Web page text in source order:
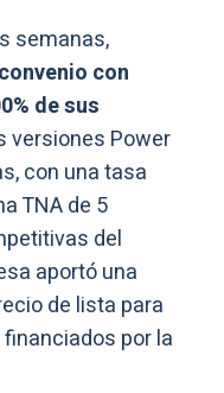
semanas,
con
de sus
versiones Power
con una tasa
TNA de 5
del
aportó una
de lista para
por la